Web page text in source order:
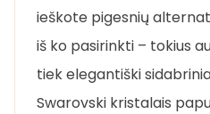
ieškote pigesnių
iš ko pasirinkti – tokius
tiek elegantiški
Swarovski kristalais